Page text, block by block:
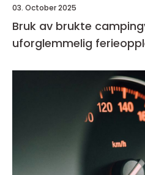
03. October 2025
Bruk av brukte
uforglemmelig